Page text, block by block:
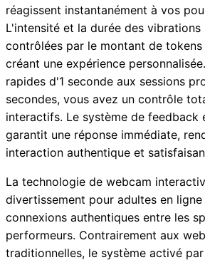
réagissent instantanément à vos
L'intensité et la durée des
contrôlées par le montant de
créant une expérience
rapides d'1 seconde aux sessions
secondes, vous avez un contrôle
interactifs. Le système de feedback
garantit une réponse immédiate,
interaction authentique et
La technologie de webcam
divertissement pour adultes en
connexions authentiques entre les
performeurs. Contrairement aux
traditionnelles, le système activé